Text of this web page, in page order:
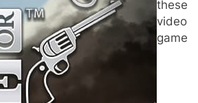
these
video
game